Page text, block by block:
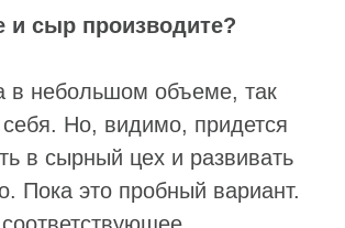
сыр производите?
в небольшом объеме, так
себя. Но, видимо, придется
в сырный цех и развивать
Пока это пробный вариант.